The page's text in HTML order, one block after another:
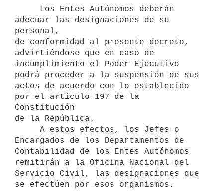
adecuar las designaciones de su
personal,
de conformidad al presente decreto,
advirtiéndose que en caso de
incumplimiento el Poder Ejecutivo
podrá proceder a la suspensión de sus
actos de acuerdo con lo establecido
por el artículo 197 de la
Constitución
de la República.
Encargados de los Departamentos de
Contabilidad de los Entes Autónomos
remitirán a la Oficina Nacional del
Servicio Civil, las designaciones que